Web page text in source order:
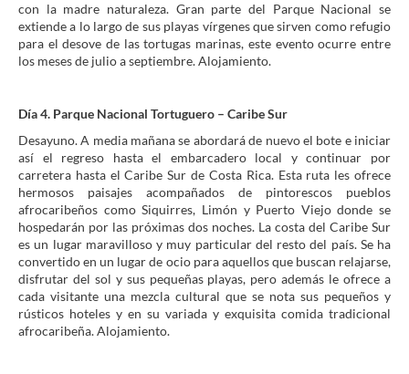
con la madre naturaleza. Gran parte del Parque Nacional se
extiende a lo largo de sus playas vírgenes que sirven como refugio
para el desove de las tortugas marinas, este evento ocurre entre
los meses de julio a septiembre. Alojamiento.
Día 4. Parque Nacional Tortuguero – Caribe Sur
Desayuno. A media mañana se abordará de nuevo el bote e iniciar
así el regreso hasta el embarcadero local y continuar por
carretera hasta el Caribe Sur de Costa Rica. Esta ruta les ofrece
hermosos paisajes acompañados de pintorescos pueblos
afrocaribeños como Siquirres, Limón y Puerto Viejo donde se
hospedarán por las próximas dos noches. La costa del Caribe Sur
es un lugar maravilloso y muy particular del resto del país. Se ha
convertido en un lugar de ocio para aquellos que buscan relajarse,
disfrutar del sol y sus pequeñas playas, pero además le ofrece a
cada visitante una mezcla cultural que se nota sus pequeños y
rústicos hoteles y en su variada y exquisita comida tradicional
afrocaribeña. Alojamiento.